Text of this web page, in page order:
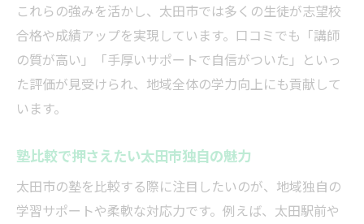
これらの強みを活かし、太田市では多くの生徒が志望校
合格や成績アップを実現しています。口コミでも「講師
の質が高い」「手厚いサポートで自信がついた」といっ
た評価が見受けられ、地域全体の学力向上にも貢献して
います。
塾比較で押さえたい太田市独自の魅力
太田市の塾を比較する際に注目したいのが、地域独自の
学習サポートや柔軟な対応力です。例えば、太田駅前や